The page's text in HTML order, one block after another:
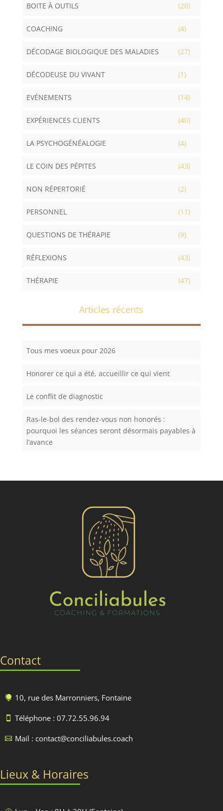
BOITE À OUTILS (20)
COACHING (4)
DÉCODAGE BIOLOGIQUE DES MALADIES (27)
DÉCODEUSE DU VIVANT (1)
EVÉNEMENTS (14)
EXPÉRIENCES CLIENTS (40)
LA PSYCHOGÉNÉALOGIE (4)
LE COIN DES PÉPITES (43)
NON RÉPERTORIÉ (2)
PERSONNEL (11)
QUESTIONS DE THÉRAPIE (9)
RÉFLEXIONS (43)
THÉRAPIE (47)
Articles récents
Tous mes voeux pour 2026
Honorer ce qui a été, accueillir ce qui vient
Le conflit de diagnostic
Ras-le-bol des rendez-vous non honorés :
pourquoi les séances seront désormais payables à
l’avance
Contact
 10, rue des Marronniers, Fontaine
 Téléphone : 07.72.55.96.94
 Mail : contact@conciliabules.coach
Lieux & Horaires